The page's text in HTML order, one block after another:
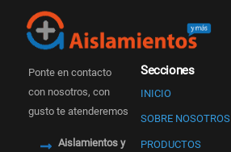
Ponte en contacto
con nosotros, con
gusto te atenderemos
Aislamientos y
Secciones
INICIO
SOBRE NOSOTROS
PRODUCTOS